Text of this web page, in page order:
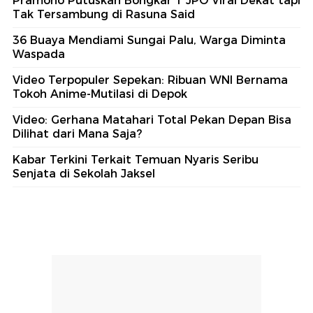
Tak Tersambung di Rasuna Said
36 Buaya Mendiami Sungai Palu, Warga Diminta
Waspada
Video Terpopuler Sepekan: Ribuan WNI Bernama
Tokoh Anime-Mutilasi di Depok
Video: Gerhana Matahari Total Pekan Depan Bisa
Dilihat dari Mana Saja?
Kabar Terkini Terkait Temuan Nyaris Seribu
Senjata di Sekolah Jaksel